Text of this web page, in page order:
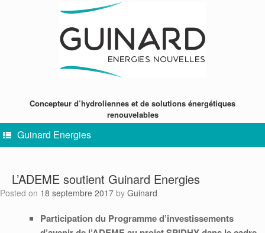
Concepteur d’hydroliennes et de solutions énergétiques
renouvelables
Guinard Energies
L’ADEME soutient Guinard Energies
Posted on 18 septembre 2017 by Guinard
Participation du Programme d’investissements